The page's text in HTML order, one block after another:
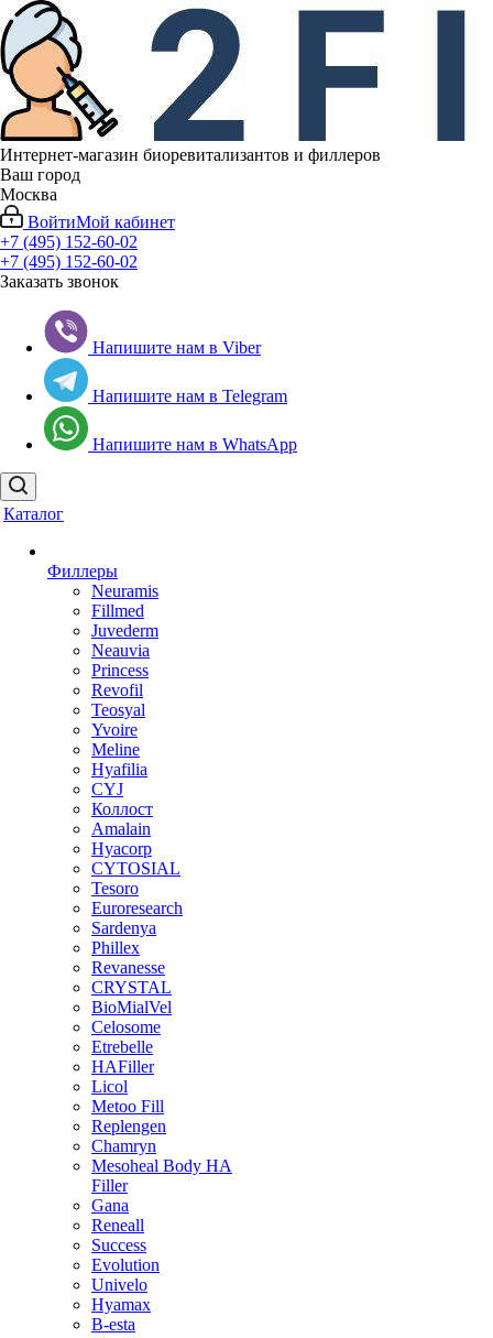
Интернет-магазин биоревитализантов и филлеров
Ваш город
Москва
ВойтиМой кабинет
+7 (495) 152-60-02
+7 (495) 152-60-02
Заказать звонок
Напишите нам в Viber
Напишите нам в Telegram
Напишите нам в WhatsApp
Каталог
Филлеры
Neuramis
Fillmed
Juvederm
Neauvia
Princess
Revofil
Teosyal
Yvoire
Meline
Hyafilia
CYJ
Коллост
Amalain
Hyacorp
CYTOSIAL
Tesoro
Euroresearch
Sardenya
Phillex
Revanesse
CRYSTAL
BioMialVel
Celosome
Etrebelle
HAFiller
Licol
Metoo Fill
Replengen
Chamryn
Mesoheal Body HA
Filler
Gana
Reneall
Success
Evolution
Univelo
Hyamax
B-esta